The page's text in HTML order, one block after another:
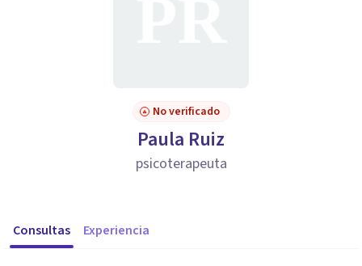
No verificado
Paula Ruiz
psicoterapeuta
Consultas Experiencia